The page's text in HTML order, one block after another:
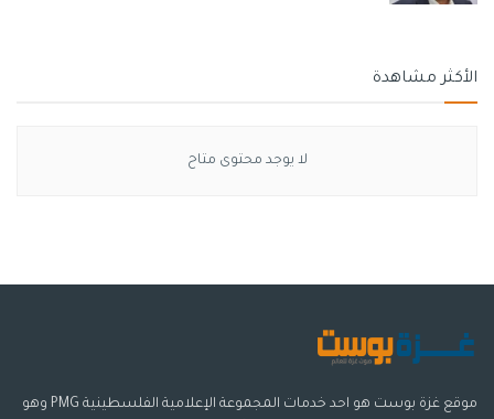
الأكثر مشاهدة
لا يوجد محتوى متاح
موقع غزة بوست هو احد خدمات المجموعة الإعلامية الفلسطينية PMG وهو